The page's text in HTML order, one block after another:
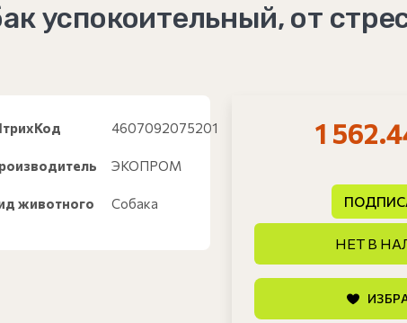
успокоительный, от
4607092075201
ЭКОПРОМ
животного Собака
1
НЕТ В